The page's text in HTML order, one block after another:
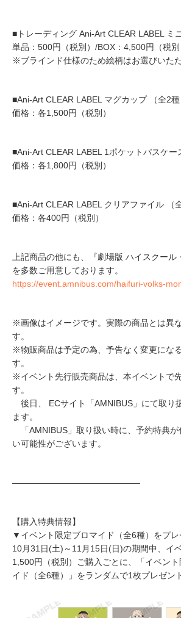
■トレーディング Ani-Art CLEAR LABEL ミ
単品：500円（税別）/BOX：4,500円（税別
※ブラインド仕様のため絵柄はお選びいた
■Ani-Art CLEAR LABEL マグカップ （全2種
価格：各1,500円（税別）
■Ani-Art CLEAR LABEL 1ポケットパスケー
価格：各1,800円（税別）
■Ani-Art CLEAR LABEL クリアファイル （
価格：各400円（税別）
上記商品の他にも、『劇場版 ハイスクール
を多数ご用意しております。
https://event.amnibus.com/haifuri-volks-
※画像はイメージです。実際の商品とは異
す。
※物販商品は予定の為、予告なく変更にな
す。
※イベント先行販売商品は、本イベントで
す。
後日、 ECサイト「AMNIBUS」にて取り
ます。
「AMNIBUS」取り扱い時に、予約特典が
い可能性がございます。
―――――――――――――――
【購入特典情報】
▼イベント限定ブロマイド（全6種）をプレ
10月31日(土)～11月15日(日)の期間中、イ
1,500円（税別）ご購入ごとに、「イベン
イド（全6種）」をランダムで1枚プレゼン